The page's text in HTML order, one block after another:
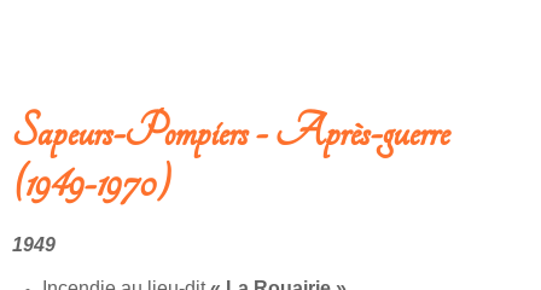
Sapeurs-Pompiers - Après-guerre
(1949-1970)
1949